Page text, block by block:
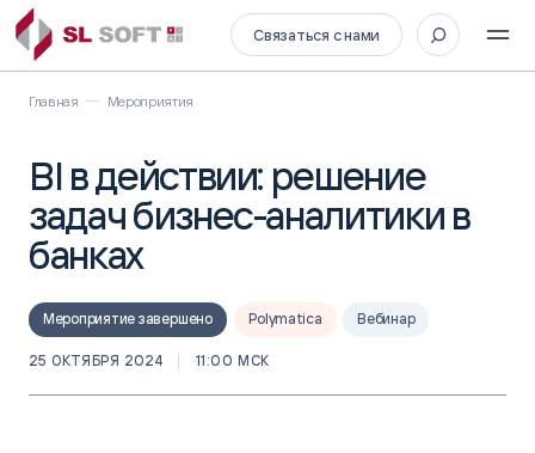
Связаться с нами
Главная Мероприятия
BI в действии: решение
задач бизнес-аналитики в
банках
Мероприятие завершено Polymatica Вебинар
25 ОКТЯБРЯ 2024 11:00 МСК